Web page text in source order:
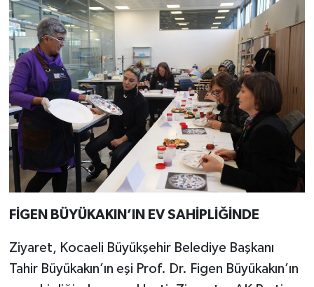
FİGEN BÜYÜKAKIN’IN EV SAHİPLİĞİNDE
Ziyaret, Kocaeli Büyükşehir Belediye Başkanı
Tahir Büyükakın’ın eşi Prof. Dr. Figen Büyükakın’ın